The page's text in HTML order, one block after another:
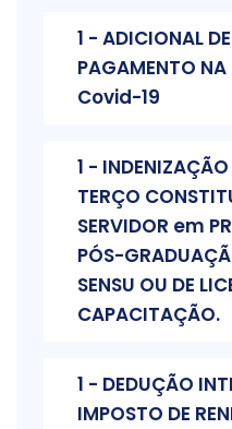
1 - ADICIONAL
PAGAMENTO
Covid-19
1 - INDENIZAÇÃO
TERÇO
SERVIDOR em
PÓS-
SENSU OU DE
CAPACITAÇÃO.
1 - DEDUÇÃO
IMPOSTO DE